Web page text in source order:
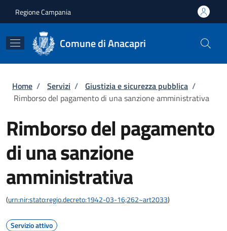
Regione Campania
Comune di Anacapri
Briciole di pane
Home / Servizi / Giustizia e sicurezza pubblica /
Rimborso del pagamento di una sanzione amministrativa
Rimborso del pagamento
di una sanzione
amministrativa
(urn:nir:stato:regio.decreto:1942-03-16;262~art2033)
Servizio attivo